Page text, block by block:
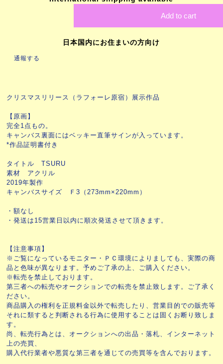
Add to cart
日本国内にお住まいの方向け
通報する
クリスマスリリース（ラフォーレ原宿）展示作品
【原画】
完全1点もの。
キャンバス裏面にはベッキー直筆サインが入っています。
*作品証明書付き
タイトル TSURU
素材 アクリル
2019年製作
キャンバスサイズ Ｆ3（273mm×220mm）
・額なし
・発送は15営業日以内に順次発送させて頂きます。
【注意事項】
※ご覧になっているモニター・ＰＣ環境によりましても、実際の商
品と色味が異なります。予めご了承の上、ご購入ください。
※転売を禁止しております。
第三者への転売やオークションでの転売を禁止致します。ご了承く
ださい。
商品購入の権利を正規料金以外で転売したり、営業目的での販売等
それに類すると判断される行為に使用することは固くお断り致しま
す。
尚、転売行為とは、オークションへの出品・落札、インターネット
上の売買、
購入代行業者や悪質な第三者を通じての売買等を含んでおります。